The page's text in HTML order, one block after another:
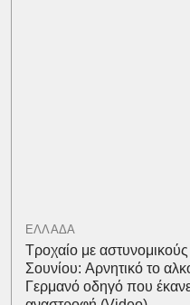
ΕΛΛΑΔΑ
Τροχαίο με
Σουνίου: Αρνητικό το
Γερμανό οδηγό που